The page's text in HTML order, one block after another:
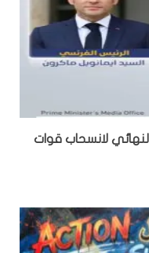
الموعد النهائي لانسحاب قوات